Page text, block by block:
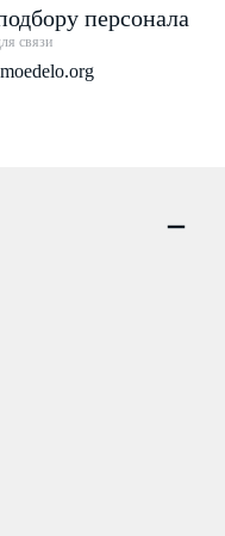
персонала
связи